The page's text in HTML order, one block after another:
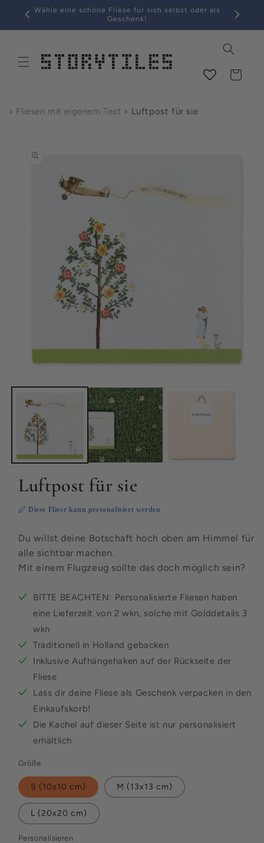
Wähle eine schöne Fliese für sich selbst oder als
Geschenk!
Warenkorb
Fliesen mit eigenem Text Luftpost für sie
1
Modal
öffnen
Luftpost für sie
Diese Fliese kann personalisiert werden
Du willst deine Botschaft hoch oben am Himmel für
alle sichtbar machen.
Mit einem Flugzeug sollte das doch möglich sein?
BITTE BEACHTEN: Personalisierte Fliesen haben
eine Lieferzeit von 2 wkn, solche mit Golddetails 3
wkn
Traditionell in Holland gebacken
Inklusive Aufhängehaken auf der Rückseite der
Fliese
Lass dir deine Fliese als Geschenk verpacken in den
Einkaufskorb!
Die Kachel auf dieser Seite ist nur personalisiert
erhältlich
Größe
S (10x10 cm) M (13x13 cm)
L (20x20 cm)
Personalisieren